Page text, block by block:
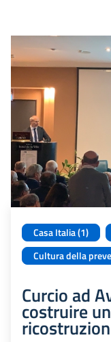
Casa Italia (1)
Cultura della
Curcio ad
costruire